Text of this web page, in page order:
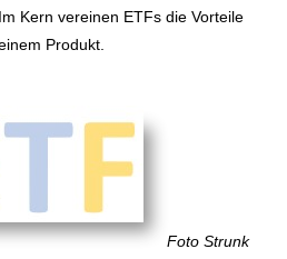
Kern vereinen ETFs die Vorteile
Produkt.
Foto Strunk